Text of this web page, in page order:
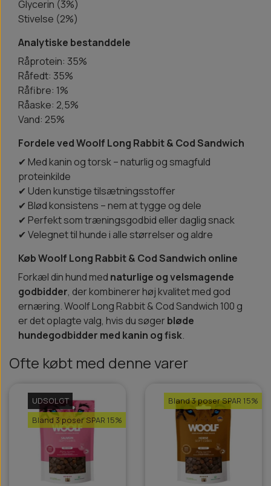
Glycerin (3%)
Stivelse (2%)
Analytiske bestanddele
Råprotein: 35%
Råfedt: 35%
Råfibre: 1%
Råaske: 2,5%
Vand: 25%
Fordele ved Woolf Long Rabbit & Cod Sandwich
✔ Med kanin og torsk – naturlig og smagfuld
proteinkilde
✔ Uden kunstige tilsætningsstoffer
✔ Blød konsistens – nem at tygge og dele
✔ Perfekt som træningsgodbid eller daglig snack
✔ Velegnet til hunde i alle størrelser og aldre
Køb Woolf Long Rabbit & Cod Sandwich online
Forkæl din hund med naturlige og velsmagende
godbidder, der kombinerer høj kvalitet med god
ernæring. Woolf Long Rabbit & Cod Sandwich 100 g
er det oplagte valg, hvis du søgerbløde
hundegodbidder med kanin og fisk.
Ofte købt med denne varer
UDSOLGT
Bland 3 poser SPAR 15%
Bland 3 poser SPAR 15%